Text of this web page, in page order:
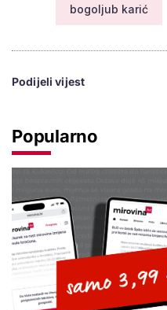
bogoljub karić
Podijeli vijest
Popularno